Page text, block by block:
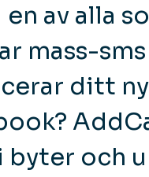
en av alla
mass-
ditt
byter och